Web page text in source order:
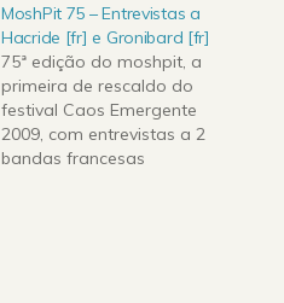
MoshPit 75 – Entrevistas a
Hacride [fr] e Gronibard [fr]
75ª edição do moshpit, a
primeira de rescaldo do
festival Caos Emergente
2009, com entrevistas a 2
bandas francesas